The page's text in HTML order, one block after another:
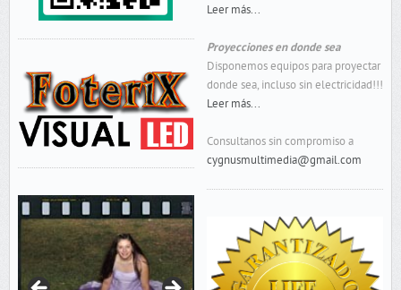
Leer más...
Proyecciones en donde sea
Disponemos equipos para proyectar
donde sea, incluso sin electricidad!!!
Leer más...
Consultanos sin compromiso a
cygnusmultimedia@gmail.com